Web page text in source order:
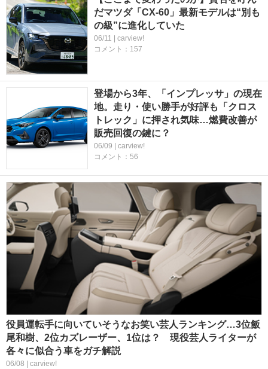
だマツダ「CX-60」最新モデルは“別も
の級”に進化していた
06/11 | carview!
コメント：157
登場から3年、「インプレッサ」の現在
地。走り・使い勝手が好評も「クロス
トレック」に押され気味…燃費改善が
販売回復の鍵に？
06/09 | carview!
コメント：56
役員運転手に向いていそうなお笑い芸人ランキング…3位飯
尾和樹、2位カズレーザー、1位は？ 現役芸人ライターが
各々に似合う車をガチ解説
06/08 | carview!